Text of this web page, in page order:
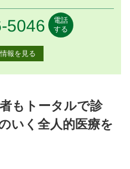
5046
電話
する
報を見る
● ●
●
● ●
もトータルで診
いく全人的医療を